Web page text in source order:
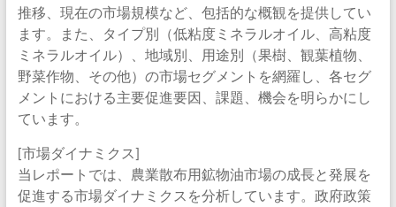
推移、現在の市場規模など、包括的な概観を提供してい
ます。また、タイプ別（低粘度ミネラルオイル、高粘度
ミネラルオイル）、地域別、用途別（果樹、観葉植物、
野菜作物、その他）の市場セグメントを網羅し、各セグ
メントにおける主要促進要因、課題、機会を明らかにし
ています。
[市場ダイナミクス]
当レポートでは、農業散布用鉱物油市場の成長と発展を
促進する市場ダイナミクスを分析しています。政府政策